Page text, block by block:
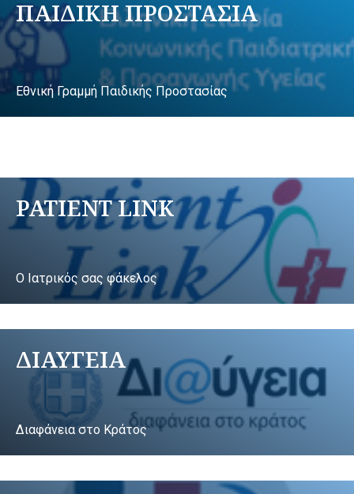
ΠΑΙΔΙΚΗ ΠΡΟΣΤΑΣΙΑ
Εθνική Γραμμή Παιδικής Προστασίας
PATIENT LINK
Ο Ιατρικός σας φάκελος
ΔΙΑΥΓΕΙΑ
Διαφάνεια στο Κράτος